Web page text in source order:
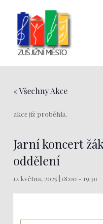
« Všechny Akce
akce již proběhla.
Jarní koncert
oddělení
12 května, 2025 | 18:00 -19:30